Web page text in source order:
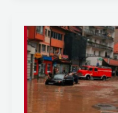
dvoboj
dvojice
braće,
Hajrudina
Izudina